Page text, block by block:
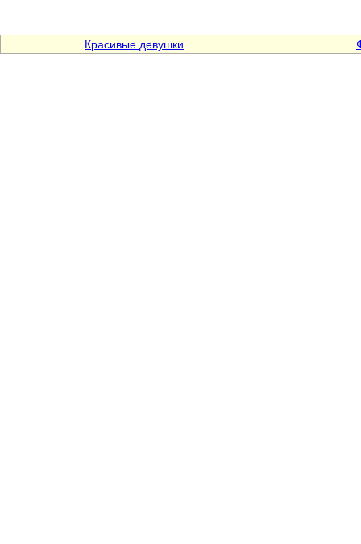
Красивые девушки